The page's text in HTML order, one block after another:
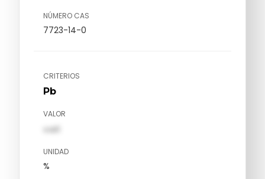
NÚMERO CAS
7723-14-0
CRITERIOS
Pb
VALOR
val1
UNIDAD
%